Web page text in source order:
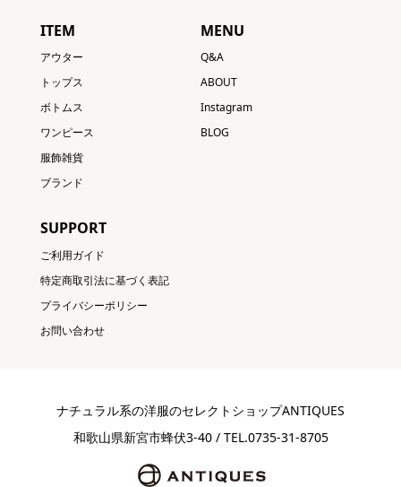
ITEM
アウター
トップス
ボトムス
ワンピース
服飾雑貨
ブランド
MENU
Q&A
ABOUT
Instagram
BLOG
SUPPORT
ご利用ガイド
特定商取引法に基づく表記
プライバシーポリシー
お問い合わせ
ナチュラル系の洋服のセレクトショップANTIQUES
和歌山県新宮市蜂伏3-40 / TEL.0735-31-8705